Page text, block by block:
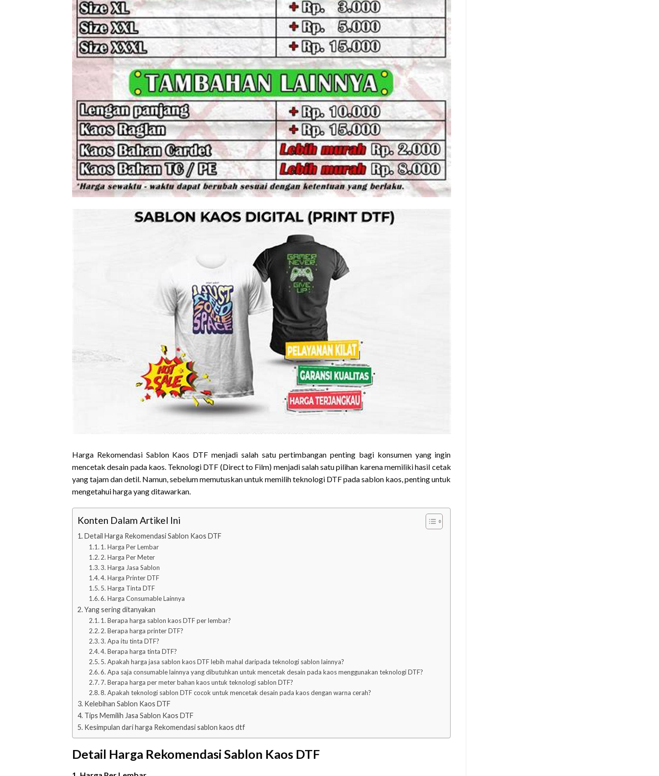
Harga Rekomendasi Sablon Kaos DTF menjadi salah satu pertimbangan penting bagi konsumen yang ingin
mencetak desain pada kaos. Teknologi DTF (Direct to Film) menjadi salah satu pilihan karena memiliki hasil cetak
yang tajam dan detil. Namun, sebelum memutuskan untuk memilih teknologi DTF pada sablon kaos, penting untuk
mengetahui harga yang ditawarkan.
Konten Dalam Artikel Ini
Detail Harga Rekomendasi Sablon Kaos DTF
1. Harga Per Lembar
2. Harga Per Meter
3. Harga Jasa Sablon
4. Harga Printer DTF
5. Harga Tinta DTF
6. Harga Consumable Lainnya
Yang sering ditanyakan
1. Berapa harga sablon kaos DTF per lembar?
2. Berapa harga printer DTF?
3. Apa itu tinta DTF?
4. Berapa harga tinta DTF?
5. Apakah harga jasa sablon kaos DTF lebih mahal daripada teknologi sablon lainnya?
6. Apa saja consumable lainnya yang dibutuhkan untuk mencetak desain pada kaos menggunakan teknologi DTF?
7. Berapa harga per meter bahan kaos untuk teknologi sablon DTF?
8. Apakah teknologi sablon DTF cocok untuk mencetak desain pada kaos dengan warna cerah?
Kelebihan Sablon Kaos DTF
Tips Memilih Jasa Sablon Kaos DTF
Kesimpulan dari harga Rekomendasi sablon kaos dtf
Detail Harga Rekomendasi Sablon Kaos DTF